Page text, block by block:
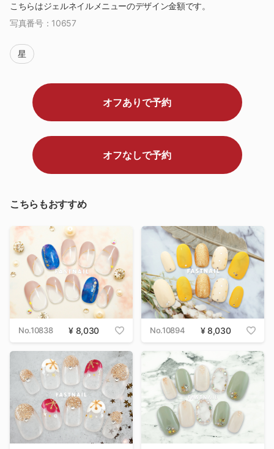
こちらはジェルネイルメニューのデザイン金額です。
写真番号： 10657
星
オフありで予約
オフなしで予約
こちらもおすすめ
No.10838 8,030 No.10894 8,030